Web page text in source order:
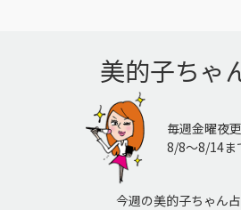
美的子ちゃ
毎週金曜夜
8/8〜8/14ま
今週の美的子ちゃん